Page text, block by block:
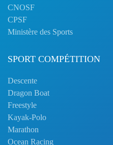
CNOSF
CPSF
Ministère des Sports
SPORT COMPÉTITION
Descente
Dragon Boat
Freestyle
Kayak-Polo
Marathon
Ocean Racing